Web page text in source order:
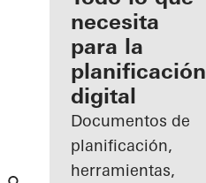
registrado
Descubre
mi área
de
trabajo
necesita
para la
planificación
digital
Documentos de
planificación,
herramientas,